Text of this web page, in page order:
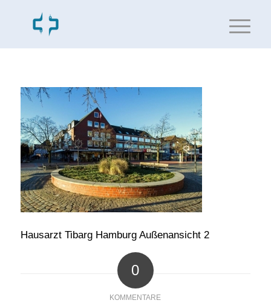
Hausarzt Tibarg Hamburg Außenansicht 2
0
KOMMENTARE